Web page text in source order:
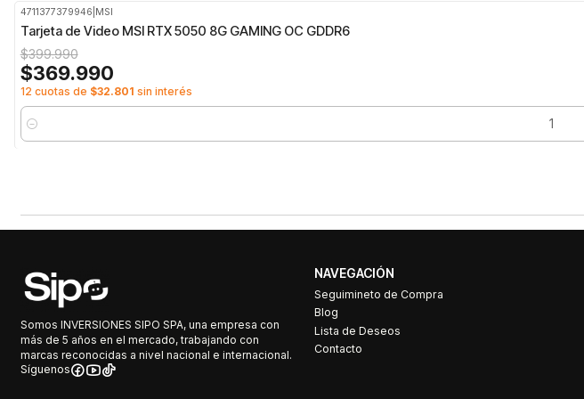
4711377379946 MSI
Tarjeta de Video MSI RTX 5050 8G GAMING OC GDDR6
$399.990
$369.990
12 cuotas de $32.801 sin interés
Cantidad
Somos INVERSIONES SIPO SPA, una empresa con
más de 5 años en el mercado, trabajando con
marcas reconocidas a nivel nacional e internacional.
Síguenos
NAVEGACIÓN
Seguimineto de Compra
Blog
Lista de Deseos
Contacto